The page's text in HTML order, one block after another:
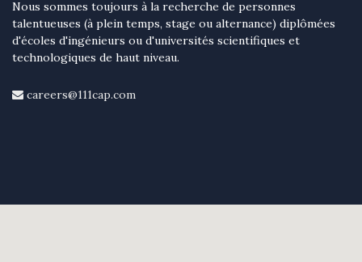
Nous sommes toujours à la recherche de personnes
talentueuses (à plein temps, stage ou alternance) diplômées
d'écoles d'ingénieurs ou d'universités scientifiques et
technologiques de haut niveau.
careers@111cap.com